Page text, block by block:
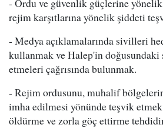
rejim karşıtlarına yönelik şiddeti
- Medya açıklamalarında sivilleri
kullanmak ve Halep'in
etmeleri çağrısında bulunmak.
- Rejim ordusunu, muhalif
imha edilmesi yönünde teşvik
öldürme ve zorla göç ettirme